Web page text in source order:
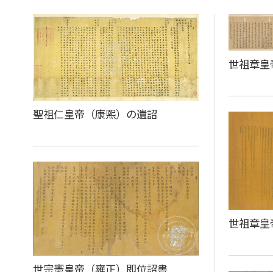
聖祖仁皇帝（康熙）の遺詔
世祖章
世祖章
世宗憲皇帝（雍正）即位詔書